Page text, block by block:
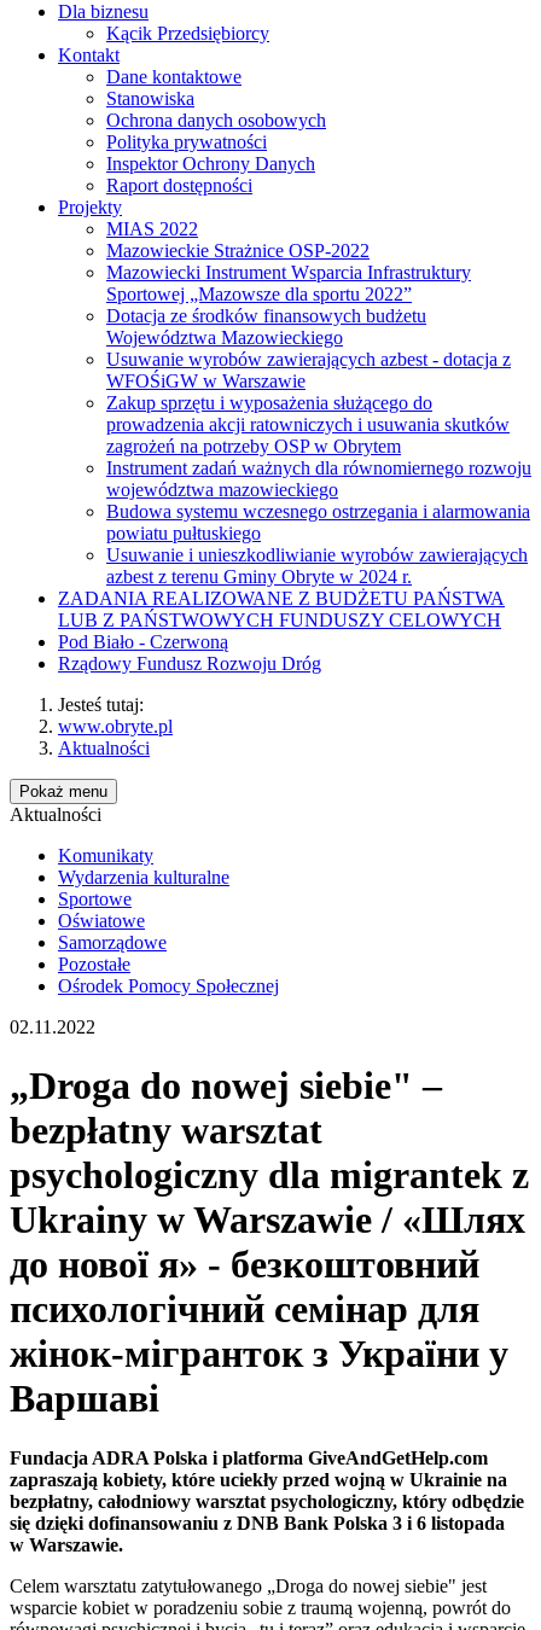
Dla biznesu
Kącik Przedsiębiorcy
Kontakt
Dane kontaktowe
Stanowiska
Ochrona danych osobowych
Polityka prywatności
Inspektor Ochrony Danych
Raport dostępności
Projekty
MIAS 2022
Mazowieckie Strażnice OSP-2022
Mazowiecki Instrument Wsparcia Infrastruktury
Sportowej „Mazowsze dla sportu 2022”
Dotacja ze środków finansowych budżetu
Województwa Mazowieckiego
Usuwanie wyrobów zawierających azbest - dotacja z
WFOŚiGW w Warszawie
Zakup sprzętu i wyposażenia służącego do
prowadzenia akcji ratowniczych i usuwania skutków
zagrożeń na potrzeby OSP w Obrytem
Instrument zadań ważnych dla równomiernego rozwoju
województwa mazowieckiego
Budowa systemu wczesnego ostrzegania i alarmowania
powiatu pułtuskiego
Usuwanie i unieszkodliwianie wyrobów zawierających
azbest z terenu Gminy Obryte w 2024 r.
ZADANIA REALIZOWANE Z BUDŻETU PAŃSTWA
LUB Z PAŃSTWOWYCH FUNDUSZY CELOWYCH
Pod Biało - Czerwoną
Rządowy Fundusz Rozwoju Dróg
Jesteś tutaj:
www.obryte.pl
Aktualności
Pokaż menu
Aktualności
Komunikaty
Wydarzenia kulturalne
Sportowe
Oświatowe
Samorządowe
Pozostałe
Ośrodek Pomocy Społecznej
02.11.2022
„Droga do nowej siebie" –
bezpłatny warsztat
psychologiczny dla migrantek z
Ukrainy w Warszawie / «Шлях
до нової я» - безкоштовний
психологічний семінар для
жінок-мігранток з України у
Варшаві
Fundacja ADRA Polska i platforma GiveAndGetHelp.com
zapraszają kobiety, które uciekły przed wojną w Ukrainie na
bezpłatny, całodniowy warsztat psychologiczny, który odbędzie
się dzięki dofinansowaniu z DNB Bank Polska 3 i 6 listopada
w Warszawie.
Celem warsztatu zatytułowanego „Droga do nowej siebie" jest
wsparcie kobiet w poradzeniu sobie z traumą wojenną, powrót do